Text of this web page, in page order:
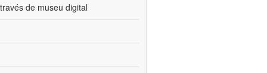
de museu digital